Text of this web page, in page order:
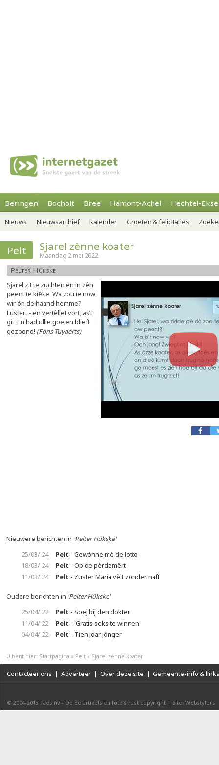
Beringen Bocholt Bree Hamont-Achel Hechtel-
Nieuws Nieuwsarchief Kalender Groeten & felicitaties
Pelt Sjarel zènne koater
Maandag 2 mei 2022
Pelter Hükske
Sjarel zit te zuchten en in zèn
peent te kiêke. Wa zou ie now
wir ón de haand hemme?
Lüstert - en vertèllet vort, as’t
git. En had ullie goe en blieft
gezoond! (Fons Tuyaerts)
Nieuwere berichten in 'Pelter Hükske'
25/03/'24
Pelt - Gewónne mè de lotto
18/03/'24
Pelt - Op de pèrdemêrt
11/03/'24
Pelt - Zuster Maria vèlt zonder naft
Oudere berichten in 'Pelter Hükske'
25/04/'22
Pelt - Soej bij den dokter
11/04/'22
Pelt - 'Gratis seks te winnen'
04/04/'22
Pelt - Tien joar jónger
U bent hier: Startpagina » Pelt » Sjarel zènne koater
Contacteer ons | Adverteer | Over deze site | Gemeente-info & links
© 2004-2013 Faes nv - Op de artikels en foto’s rust copyright | Site: Webstylers